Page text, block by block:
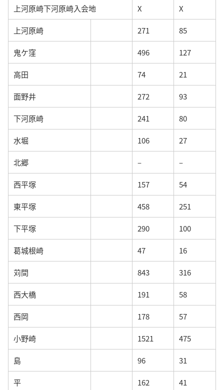
上河原崎下河原崎入会地 X X
上河原崎 271 85
鬼ケ窪 496 127
高田 74 21
面野井 272 93
下河原崎 241 80
水堀 106 27
北郷 – –
西平塚 157 54
東平塚 458 251
下平塚 290 100
葛城根崎 47 16
苅間 843 316
西大橋 191 58
西岡 178 57
小野崎 1521 475
島 96 31
平 162 41